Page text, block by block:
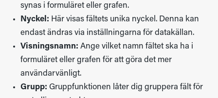
synas i formuläret eller grafen.
Nyckel: Här visas fältets unika nyckel. Denna kan
endast ändras via inställningarna för datakällan.
Visningsnamn: Ange vilket namn fältet ska ha i
formuläret eller grafen för att göra det mer
användarvänligt.
Grupp: Gruppfunktionen låter dig gruppera fält för